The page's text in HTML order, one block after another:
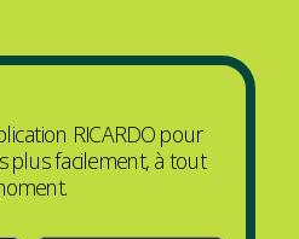
RICARDO pour
plus facilement, à tout